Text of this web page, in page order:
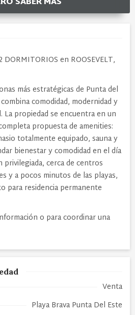
en ROOSEVELT,
más estratégicas de Punta del
comodidad, modernidad y
La propiedad se encuentra en un
propuesta de amenities:
totalmente equipado, sauna y
bienestar y comodidad en el día
privilegiada, cerca de centros
y a pocos minutos de las playas,
para residencia permanente
o para coordinar una
Venta
Playa Brava Punta Del Este